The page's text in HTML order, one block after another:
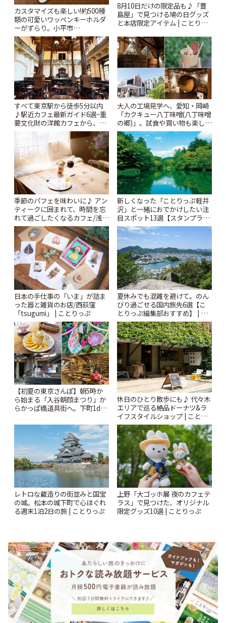
カスタマイズも楽しい!約500種
類の可愛いワッペンキーホルダ
ーがずらり。小平市
「Kimamaya T&K」 | ことりっ
ぷ
8月10日だけの限定品も♪「豊
島屋」で見つける鳩の日グッズ
と本店限定アイテム | ことりっ
すべて東京駅から徒歩5分以内
♪駅近カフェ最新ガイド6選~重
要文化財の洋館カフェから、改
札すぐのレトロ喫茶まで~ | こと
大人の工場見学へ、愛知・岡崎
「カクキュー八丁味噌(八丁味噌
の郷)」。試食や買い物も楽しみ
♪ | ことりっぷ
季節のパフェを味わいに♪ アン
ティークに囲まれて、時間を忘
れて過ごしたくなるカフェ/浅草
「annorum cafe」 | ことりっぷ
新しくなった「ことりっぷ軽井
沢」と一緒におでかけしたい注
目スポット13選【スタンプラリ
ー開催中】 | ことりっぷ
日本の手仕事の「いま」が詰ま
った器と雑貨のお店/西荻窪
「tsugumi」 | ことりっぷ
夏休みでも混雑を避けて。のん
びり過ごせる国内旅先6選【こ
とりっぷ編集部おすすめ】 | こ
とりっぷ
【初夏の東京さんぽ】朝5時か
ら始まる「入谷朝顔まつり」か
らかっぱ橋道具街へ。下町1day
休日のひとり散歩にも♪ 代々木
エリアで巡る絶品ドーナツ&ラ
イフスタイルショップ | ことり
っぷ
レトロな蔵造りの街並みと国宝
の城。松本の城下町で心ほぐれ
る週末1泊2日の旅 | ことりっぷ
上野「大ゴッホ展 夜のカフェテ
ラス」で見つけた、オリジナル
限定グッズ10選 | ことりっぷ